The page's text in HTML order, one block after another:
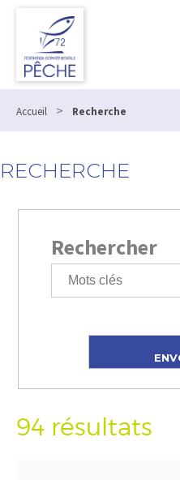
Accueil > Recherche
RECHERCHE
Rechercher
94 résultats